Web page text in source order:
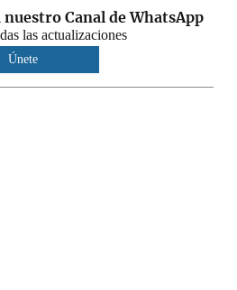
nuestro Canal de WhatsApp
las actualizaciones
Únete